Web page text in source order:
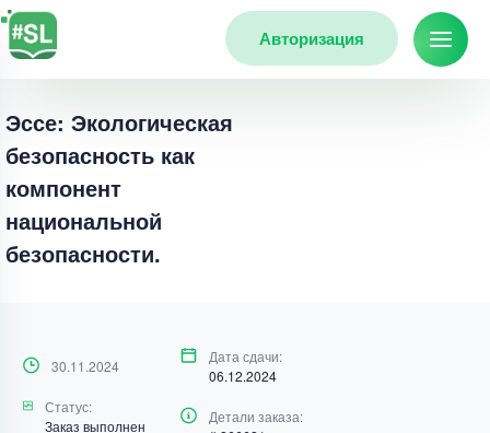
Авторизация
Эссе: Экологическая
безопасность как
компонент
национальной
безопасности.
30.11.2024
Дата сдачи:
06.12.2024
Статус:
Заказ выполнен
Детали заказа: